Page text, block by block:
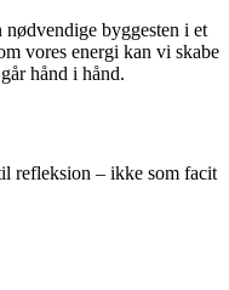
byggesten i et
vores energi kan vi skabe
hånd i hånd.
refleksion – ikke som facit